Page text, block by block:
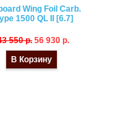
Wing Foil Carb.
1500 QL II [6.7]
550 p. 56 930 p.
В Корзину